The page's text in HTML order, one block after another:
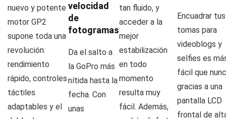
nuevo y potente
motor GP2
supone toda una
revolución:
rendimiento
rápido, controles
táctiles
adaptables y el
velocidad
de
fotogramas
Da el salto a
la GoPro más
nítida hasta la
fecha. Con
unas
tan fluido, y
acceder a la
mejor
estabilización
en todo
momento
resulta muy
fácil. Además,
Encuadrar tus
tomas para
videoblogs y
selfies es
fácil que
gracias a una
pantalla LCD
frontal de